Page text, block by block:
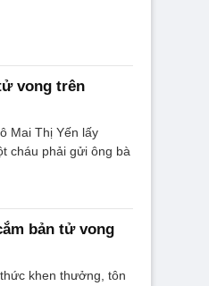
vong trên
Mai Thị Yến lấy
cháu phải gửi ông bà
bản tử vong
khen thưởng, tôn